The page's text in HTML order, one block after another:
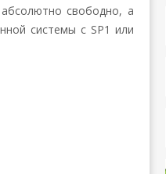
свободно, а
системы с SP1 или